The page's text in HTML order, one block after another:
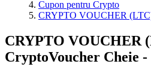
Cupon pentru Crypto
CRYPTO VOUCHER
CRYPTO VOUCHER
CryptoVoucher Cheie